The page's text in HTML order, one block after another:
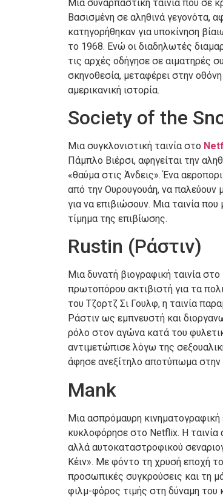
Μια συναρπαστική ταινία που σε
Βασισμένη σε αληθινά γεγονότα,
κατηγορήθηκαν για υποκίνηση
το 1968. Ενώ οι διαδηλωτές
τις αρχές οδήγησε σε αιματηρές
σκηνοθεσία, μεταφέρει στην
αμερικανική ιστορία.
Society of the
Μια συγκλονιστική ταινία στο
Πάμπλο Βιέρσι, αφηγείται την
«θαύμα στις Άνδεις». Ένα
από την Ουρουγουάη, να παλεύουν
για να επιβιώσουν. Μια ταινία
τίμημα της επιβίωσης.
Rustin (Ράστιν)
Μια δυνατή βιογραφική ταινία
πρωτοπόρου ακτιβιστή για τα
του Τζορτζ Σι Γουλφ, η ταινία
Ράστιν ως εμπνευστή και
ρόλο στον αγώνα κατά του
αντιμετώπισε λόγω της
άφησε ανεξίτηλο αποτύπωμα στην
Mank
Μια ασπρόμαυρη
κυκλοφόρησε στο Netflix. Η ταινία
αλλά αυτοκαταστροφικού
Κέιν». Με φόντο τη χρυσή εποχή
προσωπικές συγκρούσεις και τη
φιλμ-φόρος τιμής στη δύναμη του